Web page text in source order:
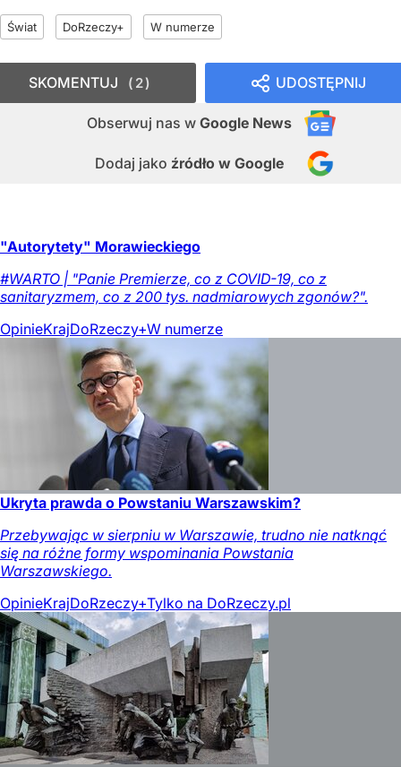
Świat DoRzeczy+ W numerze
UDOSTĘPNIJ
Obserwuj nas w Google News
Dodaj jako źródło w Google
SKOMENTUJ 2
"Autorytety" Morawieckiego
#WARTO | "Panie Premierze, co z COVID-19, co z
sanitaryzmem, co z 200 tys. nadmiarowych zgonów?".
OpinieKrajDoRzeczy+W numerze
Ukryta prawda o Powstaniu Warszawskim?
Przebywając w sierpniu w Warszawie, trudno nie natknąć
się na różne formy wspominania Powstania
Warszawskiego.
OpinieKrajDoRzeczy+Tylko na DoRzeczy.pl